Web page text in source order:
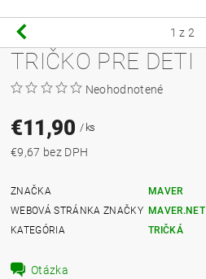
1 z 2
TRIČKO PRE DETI
Neohodnotené
€11,90 / ks
€9,67 bez DPH
ZNAČKA
MAVER
WEBOVÁ STRÁNKA ZNAČKY MAVER.NET
KATEGÓRIA
TRIČKÁ
Otázka